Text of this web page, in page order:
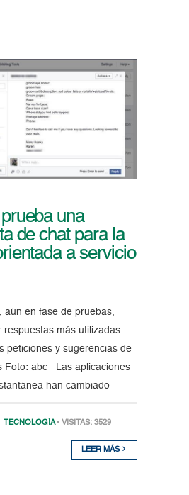
una
de chat para la
a servicio
aún en fase de pruebas,
respuestas más utilizadas
peticiones y sugerencias de
Foto: abc Las aplicaciones
han cambiado
TECNOLOGÍA • VISITAS: 3529
LEER MÁS